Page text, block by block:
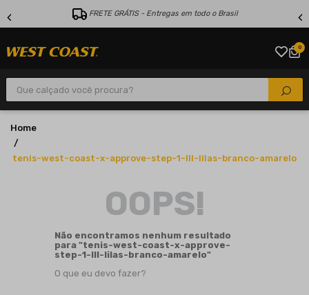
FRETE GRÁTIS - Entregas em todo o Brasil
0
Que calçado você procura?
tenis-west-coast-x-approve-step-1-lll-lilas-branco-amarelo
OOPS!
Não encontramos nenhum resultado
para "tenis-west-coast-x-approve-
step-1-lll-lilas-branco-amarelo"
O que eu devo fazer?